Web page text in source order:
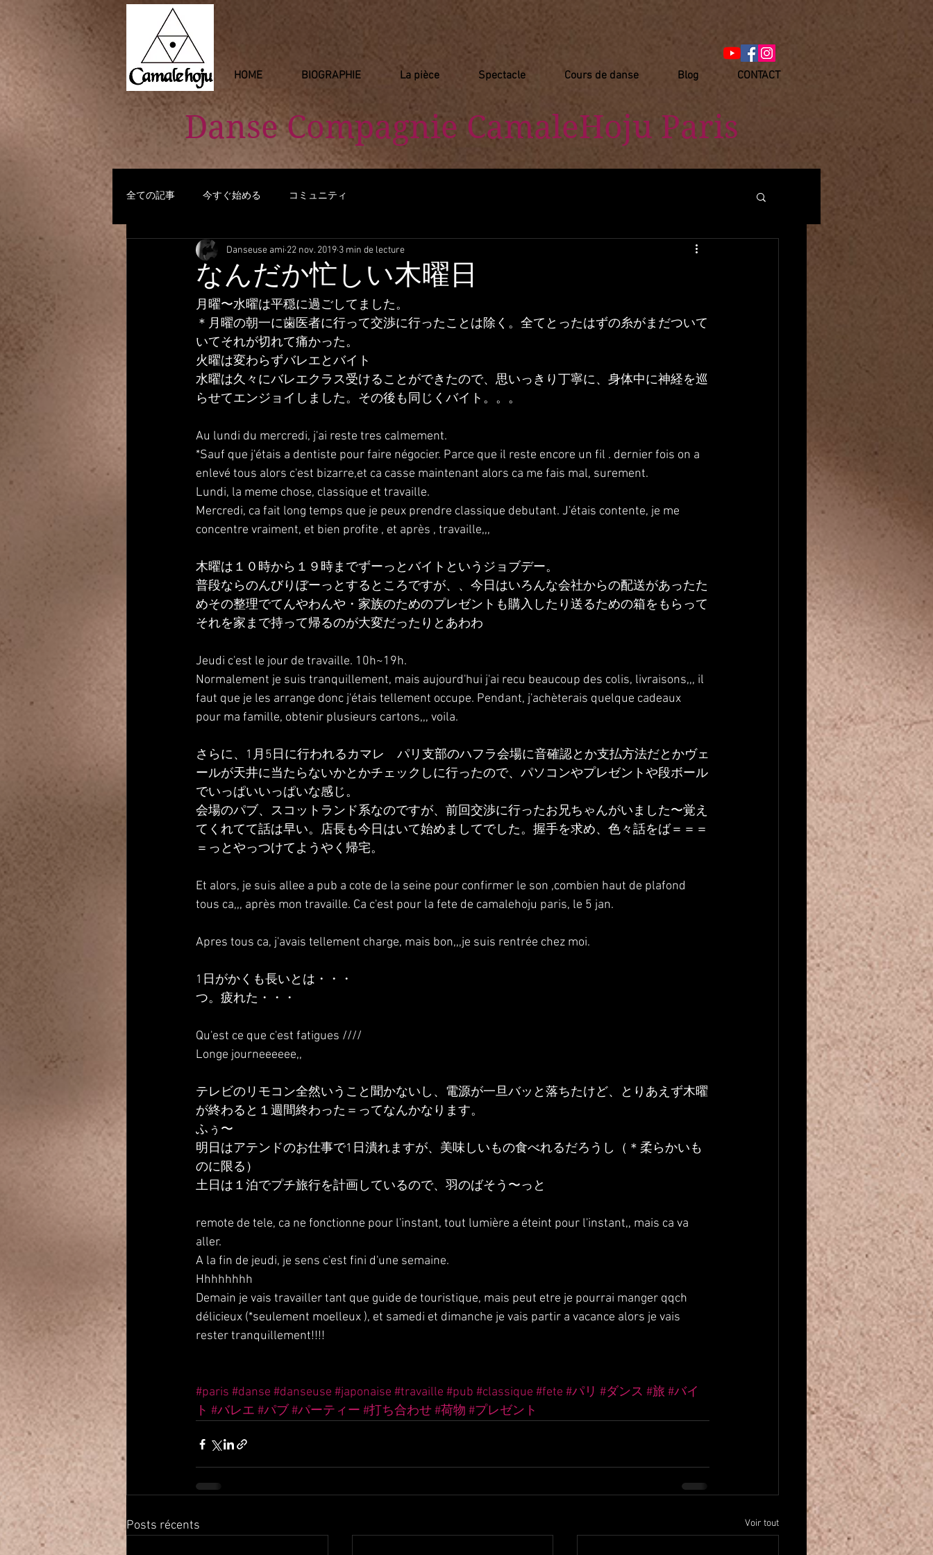
HOME BIOGRAPHIE La pièce Spectacle Cours de danse Blog CONTACT
Danse Compagnie ​ CamaleHoju Paris
全ての記事 今すぐ始める コミュニティ
なんだか忙しい木曜日
Danseuse ami 22 nov. 2019 3 min de lecture
月曜〜水曜は平穏に過ごしてました。
＊月曜の朝一に歯医者に行って交渉に行ったことは除く。全てとったはずの糸がまだついて
いてそれが切れて痛かった。
火曜は変わらずバレエとバイト
水曜は久々にバレエクラス受けることができたので、思いっきり丁寧に、身体中に神経を巡
らせてエンジョイしました。その後も同じくバイト。。。
Au lundi du mercredi, j'ai reste tres calmement.
*Sauf que j'étais a dentiste pour faire négocier. Parce que il reste encore un fil . dernier fois on a
enlevé tous alors c'est bizarre,et ca casse maintenant alors ca me fais mal, surement.
Lundi, la meme chose, classique et travaille.
Mercredi, ca fait long temps que je peux prendre classique debutant. J'étais contente, je me
concentre vraiment, et bien profite , et après , travaille,,,
木曜は１０時から１９時までずーっとバイトというジョブデー。
普段ならのんびりぼーっとするところですが、、今日はいろんな会社からの配送があったた
めその整理でてんやわんや・家族のためのプレゼントも購入したり送るための箱をもらって
それを家まで持って帰るのが大変だったりとあわわ
Jeudi c'est le jour de travaille. 10h~19h.
Normalement je suis tranquillement, mais aujourd'hui j'ai recu beaucoup des colis, livraisons,,, il
faut que je les arrange donc j'étais tellement occupe. Pendant, j'achèterais quelque cadeaux
pour ma famille, obtenir plusieurs cartons,,, voila.
さらに、1月5日に行われるカマレ　パリ支部のハフラ会場に音確認とか支払方法だとかヴェ
ールが天井に当たらないかとかチェックしに行ったので、パソコンやプレゼントや段ボール
でいっぱいいっぱいな感じ。
会場のパブ、スコットランド系なのですが、前回交渉に行ったお兄ちゃんがいました〜覚え
てくれてて話は早い。店長も今日はいて始めましてでした。握手を求め、色々話をば＝＝＝
＝っとやっつけてようやく帰宅。
Et alors, je suis allee a pub a cote de la seine pour confirmer le son ,combien haut de plafond
tous ca,,, après mon travaille. Ca c'est pour la fete de camalehoju paris, le 5 jan.
Apres tous ca, j'avais tellement charge, mais bon,,,je suis rentrée chez moi.
1日がかくも長いとは・・・
つ。疲れた・・・
Qu'est ce que c'est fatigues ////
Longe journeeeeee,,
テレビのリモコン全然いうこと聞かないし、電源が一旦バッと落ちたけど、とりあえず木曜
が終わると１週間終わった＝ってなんかなります。
ふぅ〜
明日はアテンドのお仕事で1日潰れますが、美味しいもの食べれるだろうし（＊柔らかいも
のに限る）
土日は１泊でプチ旅行を計画しているので、羽のばそう〜っと
remote de tele, ca ne fonctionne pour l'instant, tout lumière a éteint pour l'instant,, mais ca va
aller.
A la fin de jeudi, je sens c'est fini d'une semaine.
Hhhhhhhh
Demain je vais travailler tant que guide de touristique, mais peut etre je pourrai manger qqch
délicieux (*seulement moelleux ), et samedi et dimanche je vais partir a vacance alors je vais
rester tranquillement!!!!
#paris #danse #danseuse #japonaise #travaille #pub #classique #fete #パリ #ダンス #旅 #バイ
ト #バレエ #パブ #パーティー #打ち合わせ#荷物 #プレゼント
Posts récents Voir tout